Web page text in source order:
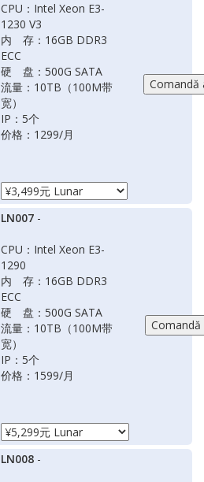
CPU：Intel Xeon E3-
1230 V3
内 存：16GB DDR3
ECC
硬 盘：500G SATA
流量：10TB（100M带
宽）
IP：5个
价格：1299/月
LN007 -
CPU：Intel Xeon E3-
1290
内 存：16GB DDR3
ECC
硬 盘：500G SATA
流量：10TB（100M带
宽）
IP：5个
价格：1599/月
LN008 -